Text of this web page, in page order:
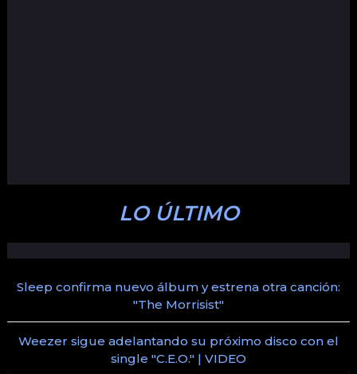
LO ÚLTIMO
Sleep confirma nuevo álbum y estrena otra canción:
"The Morrisist"
Weezer sigue adelantando su próximo disco con el
single "C.E.O." | VIDEO